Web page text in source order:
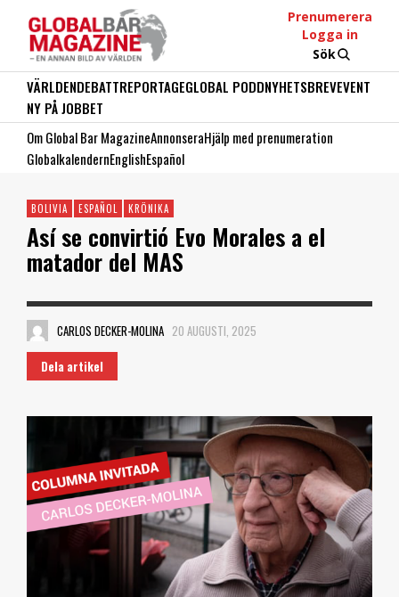
Prenumerera
Logga in
Sök
VÄRLDENDEBATTREPORTAGEGLOBAL PODDNYHETSBREVEVENT
NY PÅ JOBBET
Om Global Bar MagazineAnnonseraHjälp med prenumeration
GlobalkalendernEnglishEspañol
BOLIVIA ESPAÑOL KRÖNIKA
Así se convirtió Evo Morales a el
matador del MAS
CARLOS DECKER-MOLINA 20 AUGUSTI, 2025
Dela artikel